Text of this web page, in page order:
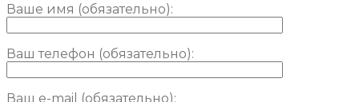
Ваше имя (обязательно):
Ваш телефон (обязательно):
Ваш e-mail (обязательно):